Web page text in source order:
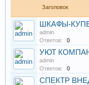
Заголовок
ШКАФЫ-
admin
Ответов:
0
УЮТ
admin
Ответов:
0
СПЕКТР